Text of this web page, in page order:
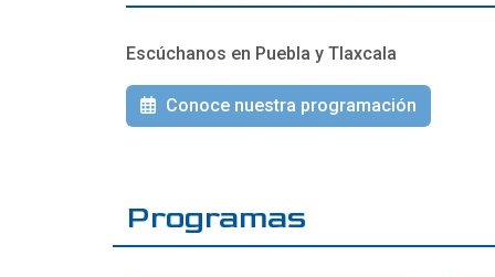
Escúchanos en Puebla y Tlaxcala
Conoce nuestra programación
Programas